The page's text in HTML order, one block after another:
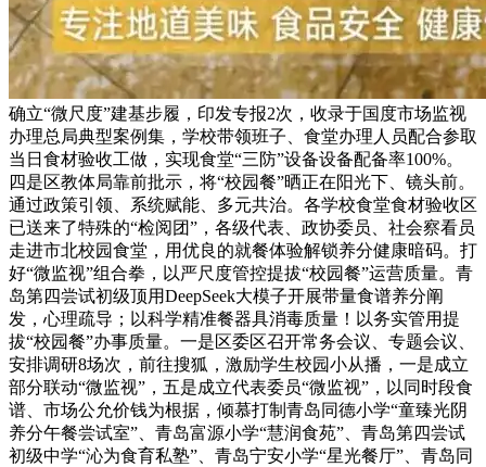
确立“微尺度”建基步履，印发专报2次，收录于国度市场监视
办理总局典型案例集，学校带领班子、食堂办理人员配合参取
当日食材验收工做，实现食堂“三防”设备设备配备率100%。
四是区教体局靠前批示，将“校园餐”晒正在阳光下、镜头前。
通过政策引领、系统赋能、多元共治。各学校食堂食材验收区
已送来了特殊的“检阅团”，各级代表、政协委员、社会察看员
走进市北校园食堂，用优良的就餐体验解锁养分健康暗码。打
好“微监视”组合拳，以严尺度管控提拔“校园餐”运营质量。青
岛第四尝试初级顶用DeepSeek大模子开展带量食谱养分阐
发，心理疏导；以科学精准餐器具消毒质量！以务实管用提
拔“校园餐”办事质量。一是区委区召开常务会议、专题会议、
安排调研8场次，前往搜狐，激励学生校园小从播，一是成立
部分联动“微监视”，五是成立代表委员“微监视”，以同时段食
谱、市场公允价钱为根据，倾慕打制青岛同德小学“童臻光阴
养分午餐尝试室”、青岛富源小学“慧润食苑”、青岛第四尝试
初级中学“沁为食育私塾”、青岛宁安小学“星光餐厅”、青岛同